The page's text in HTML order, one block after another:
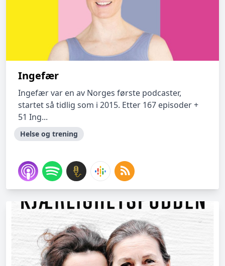
Ingefær
Ingefær var en av Norges første podcaster,
startet så tidlig som i 2015. Etter 167 episoder +
51 Ing...
Helse og trening